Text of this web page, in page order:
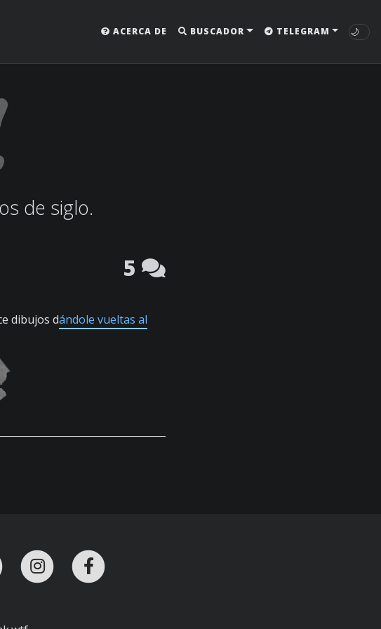
ACERCA DE BUSCADOR TELEGRAM 🌙
de siglo.
5
dibujos dándole vueltas al
con nosotros en Telegram
Twitter Instagram